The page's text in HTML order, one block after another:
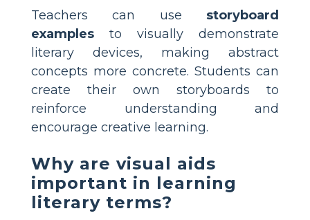
Teachers can use storyboard
examples to visually demonstrate
literary devices, making abstract
concepts more concrete. Students can
create their own storyboards to
reinforce understanding and
encourage creative learning.
Why are visual aids
important in learning
literary terms?